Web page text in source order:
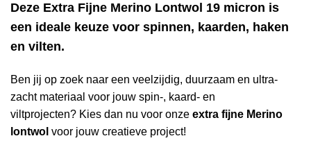
Deze Extra Fijne Merino Lontwol 19 micron is
een ideale keuze voor spinnen, kaarden, haken
en vilten.
Ben jij op zoek naar een veelzijdig, duurzaam en ultra-
zacht materiaal voor jouw spin-, kaard- en
viltprojecten? Kies dan nu voor onze extra fijne Merino
lontwol voor jouw creatieve project!